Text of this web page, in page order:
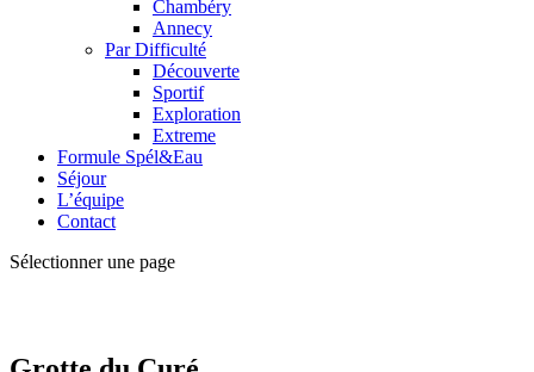
Chambéry
Annecy
Par Difficulté
Découverte
Sportif
Exploration
Extreme
Formule Spél&Eau
Séjour
L’équipe
Contact
Sélectionner une page